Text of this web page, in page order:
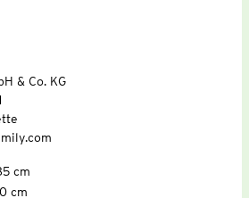
& Co. KG
cm
cm